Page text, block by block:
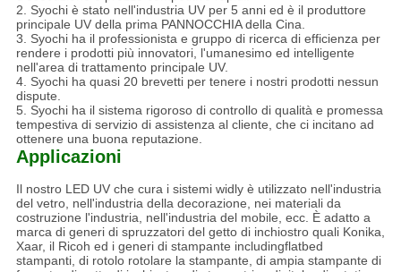
2. Syochi è stato nell'industria UV per 5 anni ed è il produttore
principale UV della prima PANNOCCHIA della Cina.
3. Syochi ha il professionista e gruppo di ricerca di efficienza per
rendere i prodotti più innovatori, l'umanesimo ed intelligente
nell'area di trattamento principale UV.
4. Syochi ha quasi 20 brevetti per tenere i nostri prodotti nessun
dispute.
5. Syochi ha il sistema rigoroso di controllo di qualità e promessa
tempestiva di servizio di assistenza al cliente, che ci incitano ad
ottenere una buona reputazione.
Applicazioni
Il nostro LED UV che cura i sistemi widly è utilizzato nell'industria
del vetro, nell'industria della decorazione, nei materiali da
costruzione l'industria, nell'industria del mobile, ecc. È adatto a
marca di generi di spruzzatori del getto di inchiostro quali Konika,
Xaar, il Ricoh ed i generi di stampante includingflatbed
stampanti, di rotolo rotolare la stampante, di ampia stampante di